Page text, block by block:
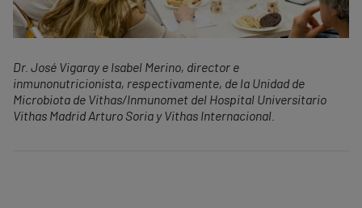
Dr. José Vigaray e Isabel Merino, director e
inmunonutricionista, respectivamente, de la Unidad de
Microbiota de Vithas/Inmunomet del Hospital Universitario
Vithas Madrid Arturo Soria y Vithas Internacional.